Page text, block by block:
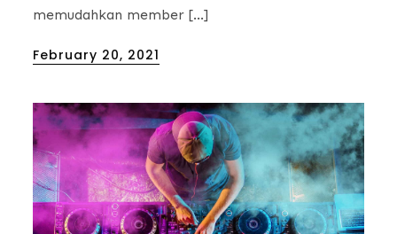
memudahkan member […]
Posted
February 20, 2021